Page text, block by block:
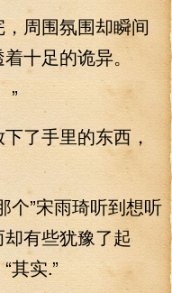
围氛围却瞬间
十足的诡异。
手里的东西，
”宋雨琦听到想听
有些犹豫了起
其实.”